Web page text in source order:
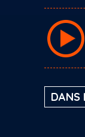
DANS